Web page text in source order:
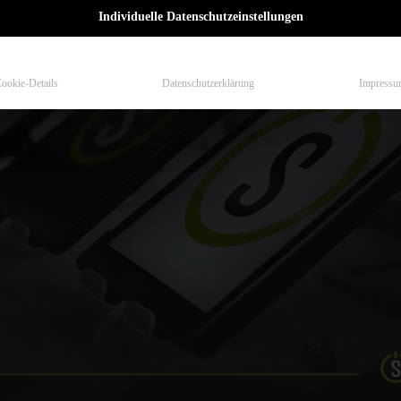
Individuelle Datenschutzeinstellungen
Details Datenschutzerklärung